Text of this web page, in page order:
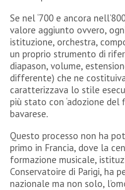
Se nel ‘700 e ancora
valore aggiunto ovvero,
istituzione, orchestra,
un proprio strumento di
diapason, volume,
differente) che ne
caratterizzava lo stile
più stato con ‘adozione
bavarese.
Questo processo non ha
primo in Francia, dove la
formazione musicale,
Conservatoire di Parigi, ha
nazionale ma non solo,